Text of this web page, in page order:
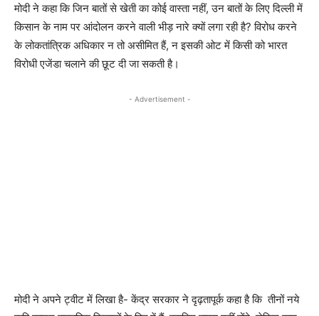
मोदी ने कहा कि जिन बातों से खेती का कोई वास्ता नहीं, उन बातों के लिए दिल्ली में
किसान के नाम पर आंदोलन करने वाली भीड़ नारे क्यों लगा रही है? विरोध करने
के लोकतांत्रिक अधिकार न तो असीमित हैं, न इसकी ओट में किसी को भारत
विरोधी एजेंडा चलाने की छूट दी जा सकती है।
- Advertisement -
मोदी ने अपने ट्वीट में लिखा है- केंद्र सरकार ने दृढ़तापूर्क कहा है कि तीनों नये